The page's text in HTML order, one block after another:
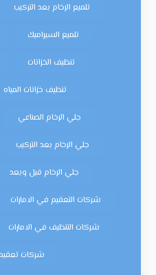
تلميع الرخام بعد التركيب
تلميع السيراميك
تنظيف الخزانات
تنظيف خزانات المياه
جلي الرخام الصناعي
جلي الرخام بعد التركيب
جلي الرخام قبل وبعد
شركات التعقيم في الامارات
شركات التنظيف في الامارات
شركات